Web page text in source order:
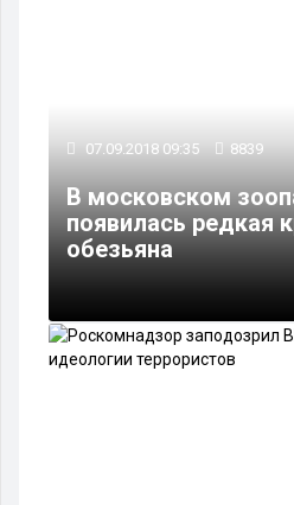
07.09.2018 09:35 8839
В московском
появилась редкая
обезьяна